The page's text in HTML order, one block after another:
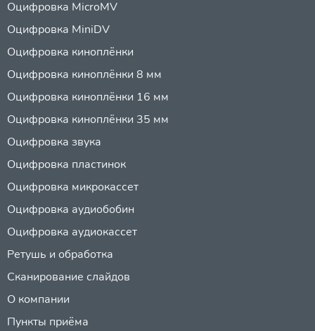
Оцифровка MicroMV
Оцифровка MiniDV
Оцифровка киноплёнки
Оцифровка киноплёнки 8 мм
Оцифровка киноплёнки 16 мм
Оцифровка киноплёнки 35 мм
Оцифровка звука
Оцифровка пластинок
Оцифровка микрокассет
Оцифровка аудиобобин
Оцифровка аудиокассет
Ретушь и обработка
Сканирование слайдов
О компании
Пункты приёма